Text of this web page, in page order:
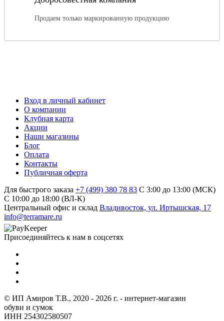
Продаем только маркированную продукцию
Вход в личный кабинет
О компании
Клубная карта
Акции
Наши магазины
Блог
Оплата
Контакты
Публичная оферта
Для быстрого заказа +7 (499) 380 78 83 С 3:00 до 13:00 (МСК)
C 10:00 до 18:00 (ВЛ-К)
Центральный офис и склад Владивосток, ул. Иртышская, 17
info@terramare.ru
Присоединяйтесь к нам в соцсетях
© ИП Амиров Т.В., 2020 - 2026 г. - интернет-магазин
обуви и сумок
ИНН 254302580507